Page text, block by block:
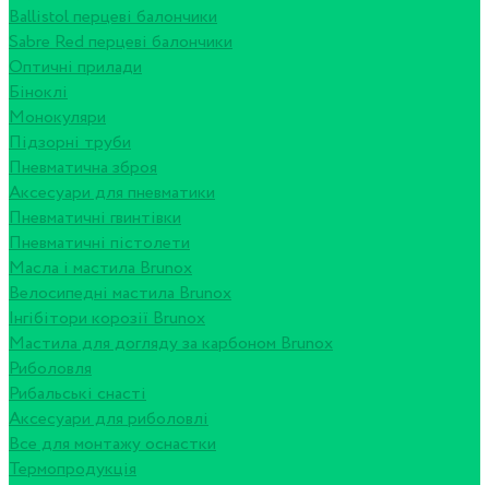
Ballistol перцеві балончики
Sabre Red перцеві балончики
Оптичні прилади
Біноклі
Монокуляри
Підзорні труби
Пневматична зброя
Аксесуари для пневматики
Пневматичні гвинтівки
Пневматичні пістолети
Масла і мастила Brunox
Велосипедні мастила Brunox
Інгібітори корозії Brunox
Мастила для догляду за карбоном Brunox
Риболовля
Рибальські снасті
Аксесуари для риболовлі
Все для монтажу оснастки
Термопродукція